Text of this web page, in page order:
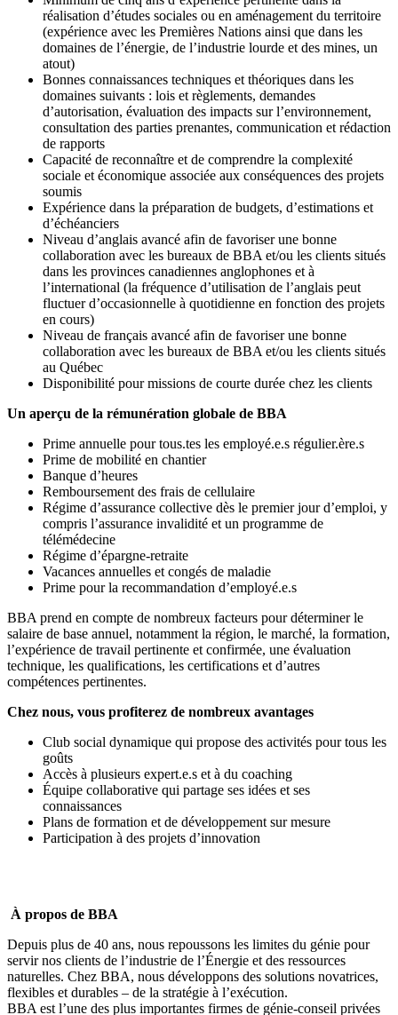
réalisation d’études sociales ou en aménagement du territoire
(expérience avec les Premières Nations ainsi que dans les
domaines de l’énergie, de l’industrie lourde et des mines, un
atout)
Bonnes connaissances techniques et théoriques dans les
domaines suivants : lois et règlements, demandes
d’autorisation, évaluation des impacts sur l’environnement,
consultation des parties prenantes, communication et rédaction
de rapports
Capacité de reconnaître et de comprendre la complexité
sociale et économique associée aux conséquences des projets
soumis
Expérience dans la préparation de budgets, d’estimations et
d’échéanciers
Niveau d’anglais avancé afin de favoriser une bonne
collaboration avec les bureaux de BBA et/ou les clients situés
dans les provinces canadiennes anglophones et à
l’international (la fréquence d’utilisation de l’anglais peut
fluctuer d’occasionnelle à quotidienne en fonction des projets
en cours)
Niveau de français avancé afin de favoriser une bonne
collaboration avec les bureaux de BBA et/ou les clients situés
au Québec
Disponibilité pour missions de courte durée chez les clients
Un aperçu de la rémunération globale de BBA
Prime annuelle pour tous.tes les employé.e.s régulier.ère.s
Prime de mobilité en chantier
Banque d’heures
Remboursement des frais de cellulaire
Régime d’assurance collective dès le premier jour d’emploi, y
compris l’assurance invalidité et un programme de
télémédecine
Régime d’épargne-retraite
Vacances annuelles et congés de maladie
Prime pour la recommandation d’employé.e.s
BBA prend en compte de nombreux facteurs pour déterminer le
salaire de base annuel, notamment la région, le marché, la formation,
l’expérience de travail pertinente et confirmée, une évaluation
technique, les qualifications, les certifications et d’autres
compétences pertinentes.
Chez nous, vous profiterez de nombreux avantages
Club social dynamique qui propose des activités pour tous les
goûts
Accès à plusieurs expert.e.s et à du coaching
Équipe collaborative qui partage ses idées et ses
connaissances
Plans de formation et de développement sur mesure
Participation à des projets d’innovation
À propos de BBA
Depuis plus de 40 ans, nous repoussons les limites du génie pour
servir nos clients de l’industrie de l’Énergie et des ressources
naturelles. Chez BBA, nous développons des solutions novatrices,
flexibles et durables – de la stratégie à l’exécution.
BBA est l’une des plus importantes firmes de génie-conseil privées